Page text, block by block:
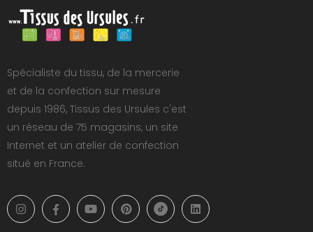
Spécialiste du tissu, de la mercerie
et de la confection sur mesure
depuis 1986, Tissus des Ursules c'est
un réseau de 75 magasins, un site
Internet et un atelier de confection
situé en France.